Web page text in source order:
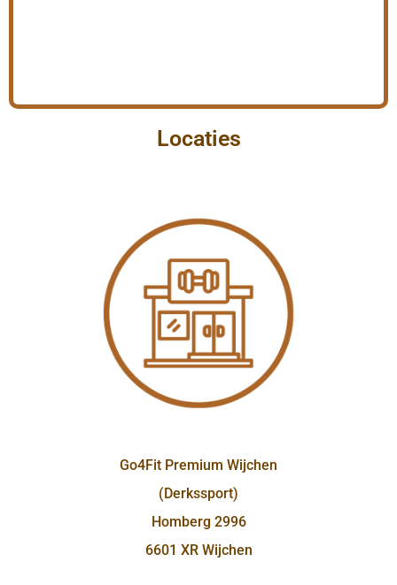
Locaties
Go4Fit Premium Wijchen
(Derkssport)
Homberg 2996
6601 XR Wijchen